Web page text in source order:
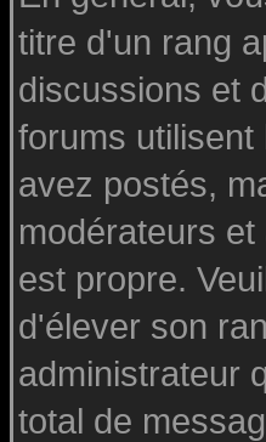
titre d'un rang
discussions et
forums
avez postés,
modérateurs
est propre.
d'élever son
administrateur
total de